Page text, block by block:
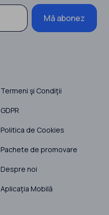
Mă abonez
Termeni şi Condiţii
GDPR
Politica de Cookies
Pachete de promovare
Despre noi
Aplicaţia Mobilă